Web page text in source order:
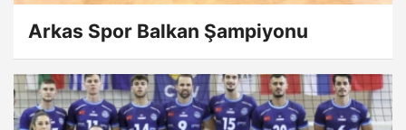
Arkas Spor Balkan Şampiyonu